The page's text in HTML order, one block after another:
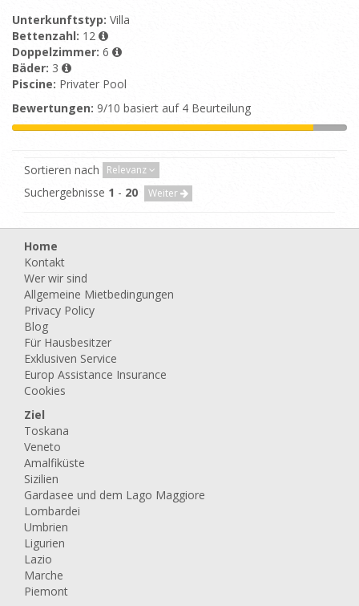
Unterkunftstyp: Villa
Bettenzahl: 12
Doppelzimmer: 6
Bäder: 3
Piscine: Privater Pool
Bewertungen: 9/10 basiert auf 4 Beurteilung
Sortieren nach Relevanz
Suchergebnisse 1 - 20 Weiter
Home
Kontakt
Wer wir sind
Allgemeine Mietbedingungen
Privacy Policy
Blog
Für Hausbesitzer
Exklusiven Service
Europ Assistance Insurance
Cookies
Ziel
Toskana
Veneto
Amalfiküste
Sizilien
Gardasee und dem Lago Maggiore
Lombardei
Umbrien
Ligurien
Lazio
Marche
Piemont